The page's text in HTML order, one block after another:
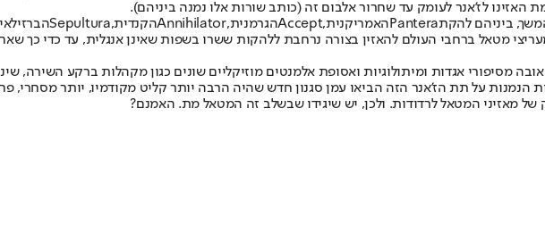
לז'אנר לעומק עד שחרור אלבום זה (כותב שורות אלו נמנה ביניהם).
ביניהם להקתPantera האמריקנית,Acceptהגרמנית,Annihilatorהקנדית,Sepultura
מטאל ברחבי העולם להאזין בצורה נרחבת ללהקות ששרו בשפות שאינן אנגלית, עד כדי כך
מסיפורי אגדות ומיתולוגיות ואסופת אלמנטים מוזיקליים שונים כגון מקהלות ברקע השירה,
הנמנות על תת הז'אנר הזה הביאו עמן סגנון חדש שהיה הרבה יותר קליט מקודמיו, יותר מסחרי,
מאזיני המטאל לרדודות. ולכן, יש שיגידו שבשלב זה המטאל מת. האמנם?